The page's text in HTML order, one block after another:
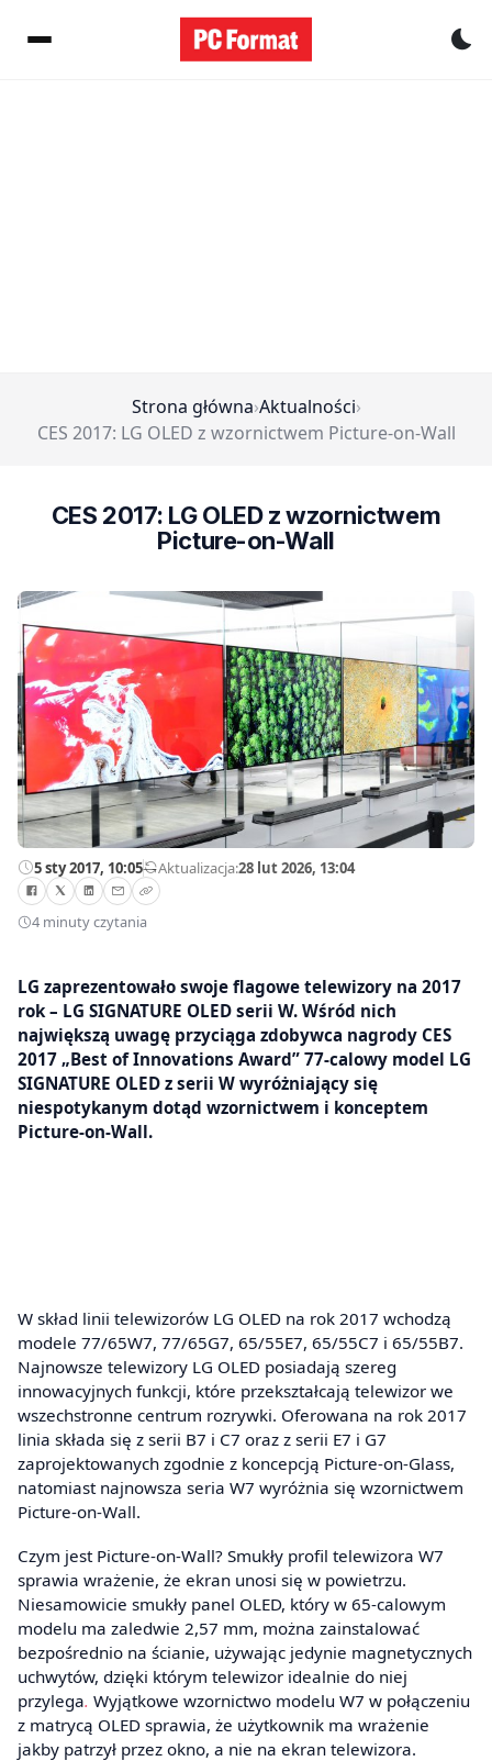
Strona główna›Aktualności›
CES 2017: LG OLED z wzornictwem Picture-on-Wall
CES 2017: LG OLED z wzornictwem
Picture-on-Wall
5 sty 2017, 10:05—Aktualizacja:28 lut 2026, 13:04
4 minuty czytania
LG zaprezentowało swoje flagowe telewizory na 2017
rok – LG SIGNATURE OLED serii W. Wśród nich
największą uwagę przyciąga zdobywca nagrody CES
2017 „Best of Innovations Award” 77-calowy model LG
SIGNATURE OLED z serii W wyróżniający się
niespotykanym dotąd wzornictwem i konceptem
Picture-on-Wall.
W skład linii telewizorów LG OLED na rok 2017 wchodzą
modele 77/65W7, 77/65G7, 65/55E7, 65/55C7 i 65/55B7.
Najnowsze telewizory LG OLED posiadają szereg
innowacyjnych funkcji, które przekształcają telewizor we
wszechstronne centrum rozrywki. Oferowana na rok 2017
linia składa się z serii B7 i C7 oraz z serii E7 i G7
zaprojektowanych zgodnie z koncepcją Picture-on-Glass,
natomiast najnowsza seria W7 wyróżnia się wzornictwem
Picture-on-Wall.
Czym jest Picture-on-Wall? Smukły profil telewizora W7
sprawia wrażenie, że ekran unosi się w powietrzu.
Niesamowicie smukły panel OLED, który w 65-calowym
modelu ma zaledwie 2,57 mm, można zainstalować
bezpośrednio na ścianie, używając jedynie magnetycznych
uchwytów, dzięki którym telewizor idealnie do niej
przylega. Wyjątkowe wzornictwo modelu W7 w połączeniu
z matrycą OLED sprawia, że użytkownik ma wrażenie
jakby patrzył przez okno, a nie na ekran telewizora.